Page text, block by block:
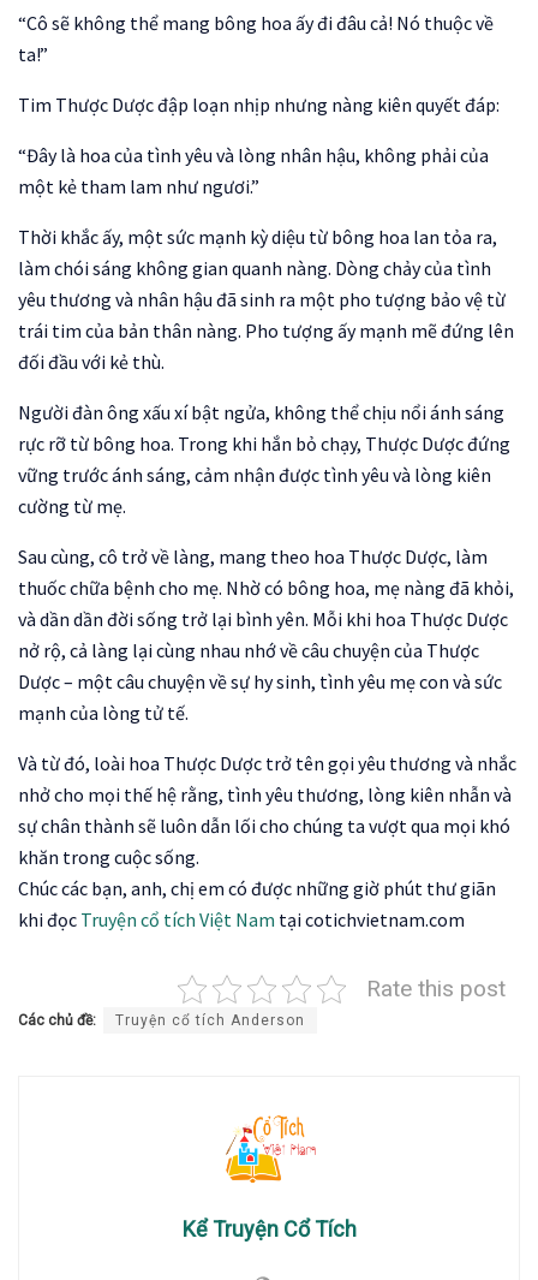
“Cô sẽ không thể mang bông hoa ấy đi đâu cả! Nó thuộc về
ta!”
Tim Thược Dược đập loạn nhịp nhưng nàng kiên quyết đáp:
“Đây là hoa của tình yêu và lòng nhân hậu, không phải của
một kẻ tham lam như ngươi.”
Thời khắc ấy, một sức mạnh kỳ diệu từ bông hoa lan tỏa ra,
làm chói sáng không gian quanh nàng. Dòng chảy của tình
yêu thương và nhân hậu đã sinh ra một pho tượng bảo vệ từ
trái tim của bản thân nàng. Pho tượng ấy mạnh mẽ đứng lên
đối đầu với kẻ thù.
Người đàn ông xấu xí bật ngửa, không thể chịu nổi ánh sáng
rực rỡ từ bông hoa. Trong khi hắn bỏ chạy, Thược Dược đứng
vững trước ánh sáng, cảm nhận được tình yêu và lòng kiên
cường từ mẹ.
Sau cùng, cô trở về làng, mang theo hoa Thược Dược, làm
thuốc chữa bệnh cho mẹ. Nhờ có bông hoa, mẹ nàng đã khỏi,
và dần dần đời sống trở lại bình yên. Mỗi khi hoa Thược Dược
nở rộ, cả làng lại cùng nhau nhớ về câu chuyện của Thược
Dược – một câu chuyện về sự hy sinh, tình yêu mẹ con và sức
mạnh của lòng tử tế.
Và từ đó, loài hoa Thược Dược trở tên gọi yêu thương và nhắc
nhở cho mọi thế hệ rằng, tình yêu thương, lòng kiên nhẫn và
sự chân thành sẽ luôn dẫn lối cho chúng ta vượt qua mọi khó
khăn trong cuộc sống.
Chúc các bạn, anh, chị em có được những giờ phút thư giãn
khi đọc Truyện cổ tích Việt Nam tại cotichvietnam.com
Rate this post
Các chủ đề: Truyện cổ tích Anderson
Kể Truyện Cổ Tích